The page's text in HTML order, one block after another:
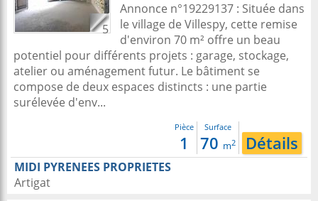
5
Annonce n°19229137 : Située dans
le village de Villespy, cette remise
d'environ 70 m² offre un beau
potentiel pour différents projets : garage, stockage,
atelier ou aménagement futur. Le bâtiment se
compose de deux espaces distincts : une partie
surélevée d'env...
Pièce
1
Surface
70 m2 Détails
MIDI PYRENEES PROPRIETES
Artigat